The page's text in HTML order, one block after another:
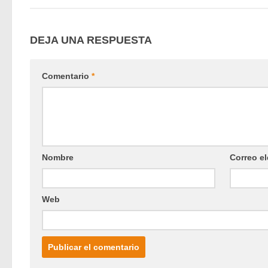
DEJA UNA RESPUESTA
Comentario *
Nombre Correo
Web